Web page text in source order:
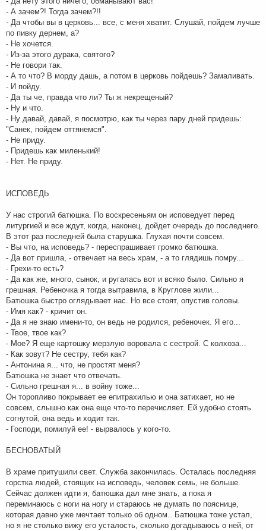
- А зачем?! Тогда зачем?!!
- Да чтобы вы в церковь... все, с меня хватит. Слушай, пойдем лучше
по пивку дернем, а?
- Не хочется.
- Из-за этого дурака, святого?
- Не говори так.
- А то что? В морду дашь, а потом в церковь пойдешь? Замаливать.
- И пойду.
- Да ты че, правда что ли? Ты ж некрещеный?
- Ну и что.
- Ну давай, давай, я посмотрю, как ты через пару дней придешь:
"Санек, пойдем оттянемся".
- Не приду.
- Придешь как миленький!
- Нет. Не приду.
ИСПОВЕДЬ
У нас строгий батюшка. По воскресеньям он исповедует перед
литургией и все ждут, когда, наконец, дойдет очередь до последнего.
В этот раз последней была старушка. Глухая почти совсем.
- Вы что, на исповедь? - переспрашивает громко батюшка.
- Да вот пришла, - отвечает на весь храм, - а то глядишь помру...
- Грехи-то есть?
- Да как же, много, сынок, и ругалась вот и всяко было. Сильно я
грешная. Ребеночка я тогда вытравила, в Круглове жили...
Батюшка быстро оглядывает нас. Но все стоят, опустив головы.
- Имя как? - кричит он.
- Да я не знаю имени-то, он ведь не родился, ребеночек. Я его...
- Твое, твое как?
- Мое? Я еще картошку мерзлую воровала с сестрой. С колхоза...
- Как зовут? Не сестру, тебя как?
- Антонина я... что, не простят меня?
Батюшка не знает что отвечать.
- Сильно грешная я... в войну тоже...
Он торопливо покрывает ее епитрахилью и она затихает, но не
совсем, слышно как она еще что-то перечисляет. Ей удобно стоять
согнутой, она ведь и ходит так.
- Господи, помилуй ее! - вырвалось у кого-то.
БЕСНОВАТЫЙ
В храме притушили свет. Служба закончилась. Осталась последняя
горстка людей, стоящих на исповедь, человек семь, не больше.
Сейчас должен идти я, батюшка дал мне знать, а пока я
переминаюсь с ноги на ногу и стараюсь не думать по пояснице,
которая давно уже мечтает только об одном.. Батюшка тоже устал,
но я не столько вижу его усталость, сколько догадываюсь о ней, от